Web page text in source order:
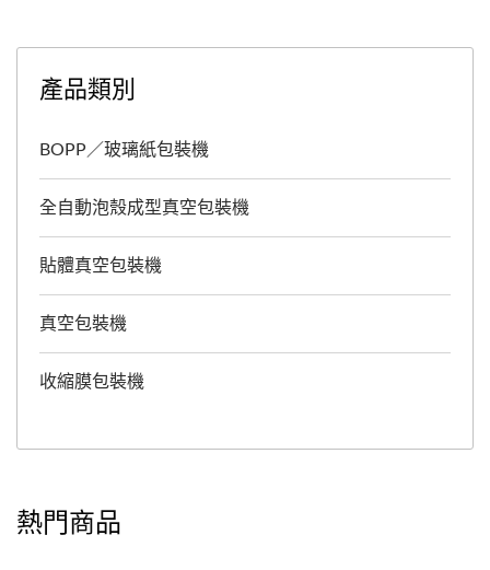
產品類別
BOPP／玻璃紙包裝機
全自動泡殼成型真空包裝機
貼體真空包裝機
真空包裝機
收縮膜包裝機
熱門商品